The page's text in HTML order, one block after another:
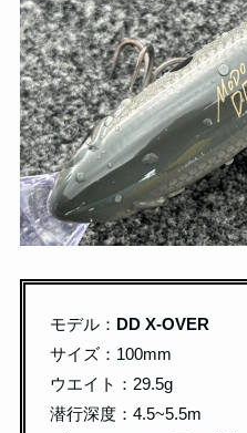
モデル： DD X-OVER
サイズ：100mm
ウエイト：29.5g
潜行深度：4.5~5.5m